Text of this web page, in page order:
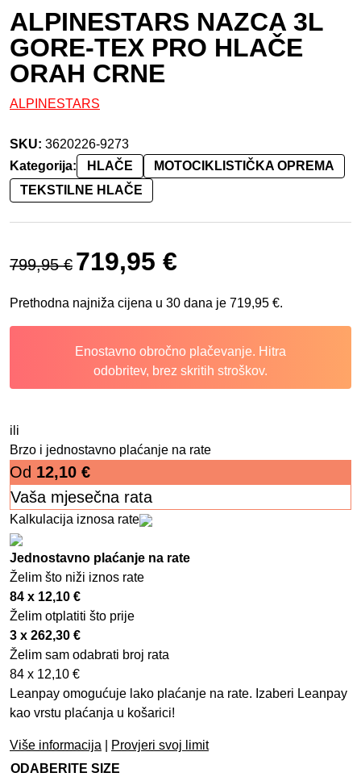
ALPINESTARS NAZCA 3L
GORE-TEX PRO HLAČE
ORAH CRNE
ALPINESTARS
SKU: 3620226-9273
Kategorija:
HLAČE
MOTOCIKLISTIČKA OPREMA
TEKSTILNE HLAČE
799,95€
Izvorna cijena bila je: 799,95 €.
719,95 €
Prethodna najniža cijena u 30 dana je 719,95 €.
Enostavno obročno plačevanje. Hitra
odobritev, brez skritih stroškov.
ili
Brzo i jednostavno plaćanje na rate
Od 12,10 €
Vaša mjesečna rata
Kalkulacija iznosa rate
Jednostavno plaćanje na rate
Želim što niži iznos rate
84 x 12,10 €
Želim otplatiti što prije
3 x 262,30 €
Želim sam odabrati broj rata
84 x 12,10 €
Leanpay omogućuje lako plaćanje na rate. Izaberi Leanpay
kao vrstu plaćanja u košarici!
Više informacija
Provjeri svoj limit
ODABERITE SIZE